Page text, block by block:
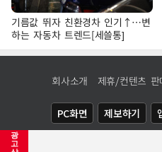
광
고
기름값 뛰자 친환경차 인기↑…변
하는 자동차 트렌드[세쓸통]
회사소개 제휴/컨텐츠 판
PC화면 제보하기